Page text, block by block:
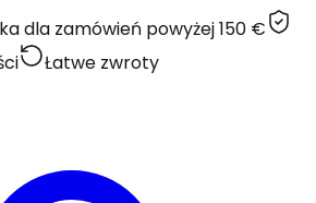
dla zamówień powyżej 150 €
Łatwe zwroty